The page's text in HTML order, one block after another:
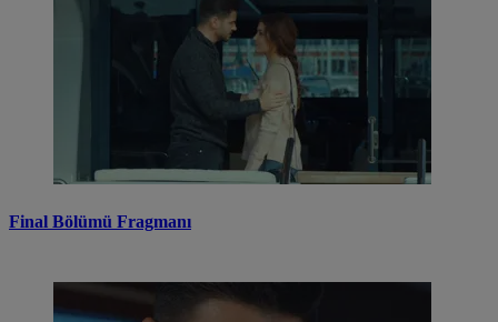
Final Bölümü Fragmanı